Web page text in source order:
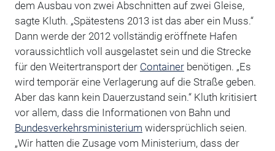
dem Ausbau von zwei Abschnitten auf zwei Gleise,
sagte Kluth. „Spätestens 2013 ist das aber ein Muss.“
Dann werde der 2012 vollständig eröffnete Hafen
voraussichtlich voll ausgelastet sein und die Strecke
für den Weitertransport der Containerbenötigen. „Es
wird temporär eine Verlagerung auf die Straße geben.
Aber das kann kein Dauerzustand sein.“ Kluth kritisiert
vor allem, dass die Informationen von Bahn und
Bundesverkehrsministerium widersprüchlich seien.
„Wir hatten die Zusage vom Ministerium, dass der